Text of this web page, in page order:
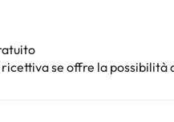
se offre la possibilità